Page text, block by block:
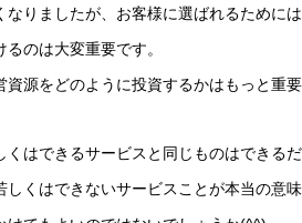
りましたが、お客様に選ばれるためには
のは大変重要です。
源をどのように投資するかはもっと重要
はできるサービスと同じものはできるだ
くはできないサービスことが本当の意味